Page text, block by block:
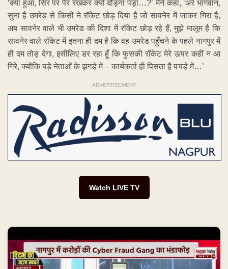
‘क्या हुआ, सिर पर पैर रखकर क्यों दौड़ना पड़ा…?’ मैंने कहा, ‘अरे भागवान,
सुना है उमरेड से किसी ने रॉकेट छोड़ दिया है जो सावनेर में जाकर गिरा है,
अब सावनेर वाले भी उमरेड की दिशा में रॉकेट छोड़ रहे हैं, मुझे मालूम है कि
सावनेर वाले रॉकेट में इतना ही दम है कि वह उमरेड पहुँचने के पहले नागपुर में
ही दम तोड़ देगा, इसीलिए डर रहा हूँ कि फुसकी रॉकेट मेरे ऊपर कहीं न आ
गिरे, क्योंकि बड़े नेताओं के झगड़े में – कार्यकर्ता ही पिसता है पचड़े में…’
ADVERTISEMENT
Watch LIVE TV